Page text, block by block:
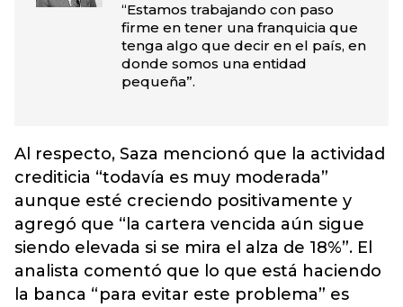
“Estamos trabajando con paso
firme en tener una franquicia que
tenga algo que decir en el país, en
donde somos una entidad
pequeña”.
Al respecto, Saza mencionó que la actividad
crediticia “todavía es muy moderada”
aunque esté creciendo positivamente y
agregó que “la cartera vencida aún sigue
siendo elevada si se mira el alza de 18%”. El
analista comentó que lo que está haciendo
la banca “para evitar este problema” es